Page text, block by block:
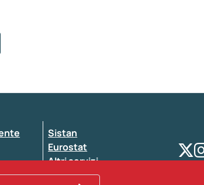
Sistan
Eurostat
Altri servizi